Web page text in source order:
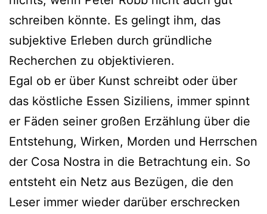
schreiben könnte. Es gelingt ihm, das
subjektive Erleben durch gründliche
Recherchen zu objektivieren.
Egal ob er über Kunst schreibt oder über
das köstliche Essen Siziliens, immer spinnt
er Fäden seiner großen Erzählung über die
Entstehung, Wirken, Morden und Herrschen
der Cosa Nostra in die Betrachtung ein. So
entsteht ein Netz aus Bezügen, die den
Leser immer wieder darüber erschrecken